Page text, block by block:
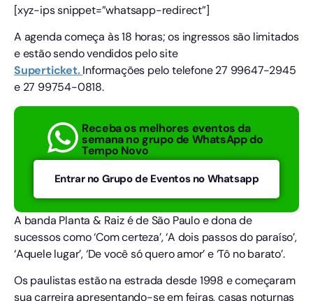
[xyz-ips snippet=”whatsapp-redirect”]
A agenda começa às 18 horas; os ingressos são limitados
e estão sendo vendidos pelo site
Superticket.Informações pelo telefone 27 99647-2945
e 27 99754-0818.
Receba os melhores eventos da
semana no grupo de WhatsApp do
Tempo Novo
Entrar no Grupo de Eventos no Whatsapp
A banda Planta & Raiz é de São Paulo e dona de
sucessos como ‘Com certeza’, ‘A dois passos do paraíso’,
‘Aquele lugar’, ‘De você só quero amor’ e ‘Tô no barato’.
Os paulistas estão na estrada desde 1998 e começaram
sua carreira apresentando-se em feiras, casas noturnas